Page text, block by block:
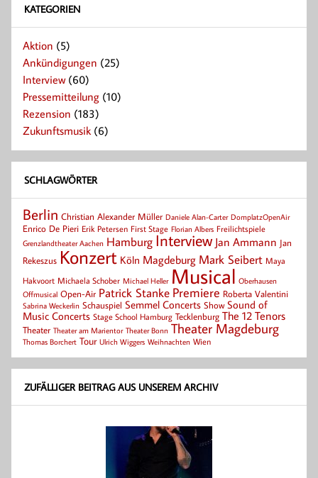
KATEGORIEN
Aktion (5)
Ankündigungen (25)
Interview(60)
Pressemitteilung (10)
Rezension (183)
Zukunftsmusik (6)
SCHLAGWÖRTER
Berlin Christian Alexander Müller Daniele Alan-Carter DomplatzOpenAir
Enrico De Pieri Erik Petersen First Stage Florian Albers Freilichtspiele
Grenzlandtheater Aachen Hamburg Interview Jan Ammann Jan
Rekeszus Konzert Köln Magdeburg Mark Seibert Maya
Hakvoort Michaela Schober Michael Heller Musical Oberhausen
Offmusical Open-Air Patrick Stanke Premiere Roberta Valentini
Sabrina Weckerlin Schauspiel Semmel Concerts Show Sound of
Music Concerts Stage School Hamburg Tecklenburg The 12 Tenors
Theater Theater am Marientor Theater Bonn Theater Magdeburg
Thomas Borchert Tour Ulrich Wiggers Weihnachten Wien
ZUFÄLLIGER BEITRAG AUS UNSEREM ARCHIV